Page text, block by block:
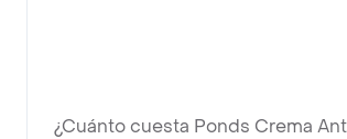
¿Cuánto cuesta Ponds Crema